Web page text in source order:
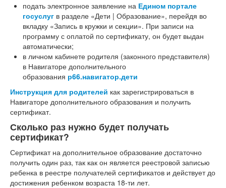
подать электронное заявление на Едином портале
госуслуг в разделе «Дети | Образование», перейдя во
вкладку «Запись в кружки и секции». При записи на
программу с оплатой по сертификату, он будет выдан
автоматически;
в личном кабинете родителя (законного представителя)
в Навигаторе дополнительного
образования р66.навигатор.дети
Инструкция для родителей как зарегистрироваться в
Навигаторе дополнительного образования и получить
сертификат.
Сколько раз нужно будет получать
сертификат?
Сертификат на дополнительное образование достаточно
получить один раз, так как он является реестровой записью
ребенка в реестре получателей сертификатов и действует до
достижения ребенком возраста 18-ти лет.